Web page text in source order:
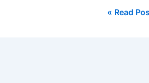
Read Post